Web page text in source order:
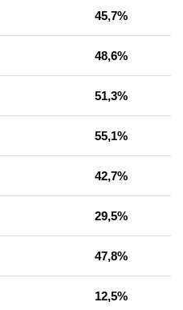
45,7%
48,6%
51,3%
55,1%
42,7%
29,5%
47,8%
12,5%